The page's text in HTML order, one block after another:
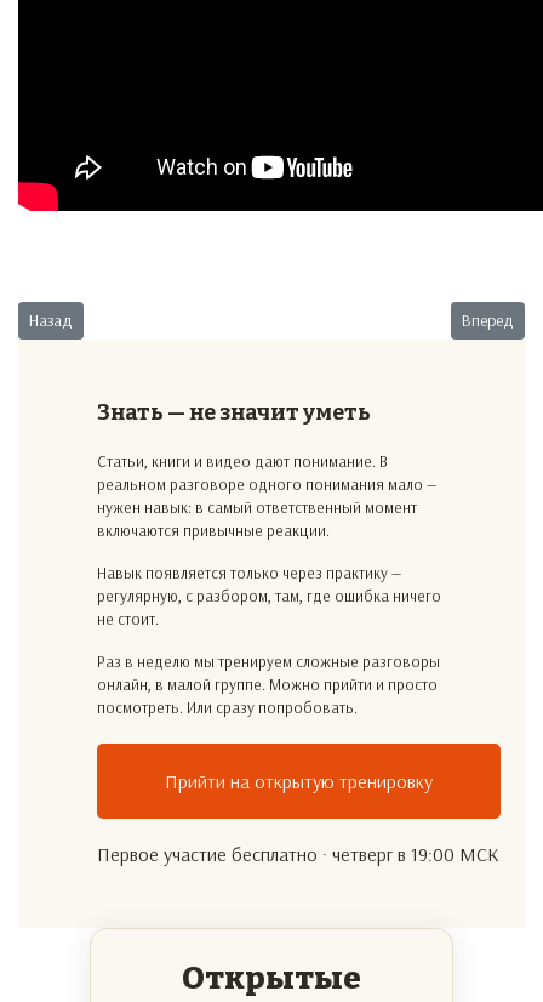
Предыдущий: Психотерапия
Назад Вперед
Знать — не значит уметь
Статьи, книги и видео дают понимание. В
реальном разговоре одного понимания мало —
нужен навык: в самый ответственный момент
включаются привычные реакции.
Навык появляется только через практику —
регулярную, с разбором, там, где ошибка ничего
не стоит.
Раз в неделю мы тренируем сложные разговоры
онлайн, в малой группе. Можно прийти и просто
посмотреть. Или сразу попробовать.
Прийти на открытую тренировку
Первое участие бесплатно · четверг в 19:00 МСК
Открытые